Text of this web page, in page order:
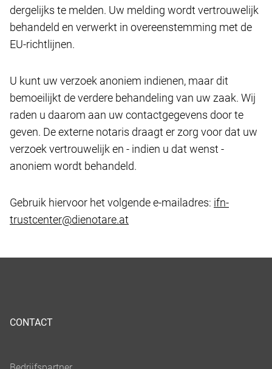
dergelijks te melden. Uw melding wordt vertrouwelijk
behandeld en verwerkt in overeenstemming met de
EU-richtlijnen.
U kunt uw verzoek anoniem indienen, maar dit
bemoeilijkt de verdere behandeling van uw zaak. Wij
raden u daarom aan uw contactgegevens door te
geven. De externe notaris draagt ​​er zorg voor dat uw
verzoek vertrouwelijk en - indien u dat wenst -
anoniem wordt behandeld.
Gebruik hiervoor het volgende e-mailadres: ifn-
trustcenter@dienotare.at
CONTACT